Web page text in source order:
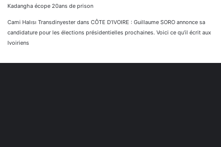
Kadangha écope 20ans de prison
Cami Halısı Transdinyester dans CÔTE D’IVOIRE : Guillaume SORO annonce sa
candidature pour les élections présidentielles prochaines. Voici ce qu’il écrit aux
Ivoiriens